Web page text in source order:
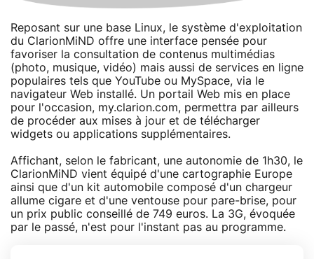
Reposant sur une base Linux, le système d'exploitation
du ClarionMiND offre une interface pensée pour
favoriser la consultation de contenus multimédias
(photo, musique, vidéo) mais aussi de services en ligne
populaires tels que YouTube ou MySpace, via le
navigateur Web installé. Un portail Web mis en place
pour l'occasion, my.clarion.com, permettra par ailleurs
de procéder aux mises à jour et de télécharger
widgets ou applications supplémentaires.
Affichant, selon le fabricant, une autonomie de 1h30, le
ClarionMiND vient équipé d'une cartographie Europe
ainsi que d'un kit automobile composé d'un chargeur
allume cigare et d'une ventouse pour pare-brise, pour
un prix public conseillé de 749 euros. La 3G, évoquée
par le passé, n'est pour l'instant pas au programme.